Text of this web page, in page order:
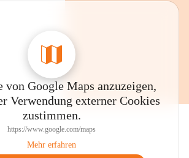
von Google Maps anzuzeigen,
Verwendung externer Cookies
zustimmen.
https://www.google.com/maps
Mehr erfahren